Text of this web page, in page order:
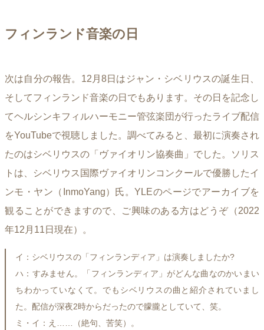
フィンランド音楽の日
次は自分の報告。12月8日はジャン・シベリウスの誕生日、
そしてフィンランド音楽の日でもあります。その日を記念し
てヘルシンキフィルハーモニー管弦楽団が行ったライブ配信
をYouTubeで視聴しました。調べてみると、最初に演奏され
たのはシベリウスの「ヴァイオリン協奏曲」でした。ソリス
トは、シベリウス国際ヴァイオリンコンクールで優勝したイ
ンモ・ヤン（InmoYang）氏。YLEのページでアーカイブを
観ることができますので、ご興味のある方はどうぞ（2022
年12月11日現在）。
イ：シベリウスの「フィンランディア」は演奏しましたか?
ハ：すみません。「フィンランディア」がどんな曲なのかいまい
ちわかっていなくて。でもシベリウスの曲と紹介されていまし
た。配信が深夜2時からだったので朦朧としていて、笑。
ミ・イ：え……（絶句、苦笑）。